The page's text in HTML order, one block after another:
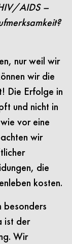
AIDS –
nur weil wir
wir die
Die Erfolge in
und nicht in
vor eine
wir
die
kosten.
besonders
ist der
Wir